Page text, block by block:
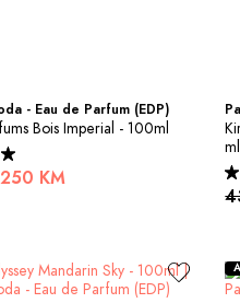
- Eau de Parfum (EDP)
Bois Imperial - 100ml
250 KM
ml